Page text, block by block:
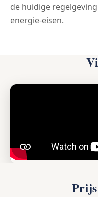
de huidige
energie-eisen.